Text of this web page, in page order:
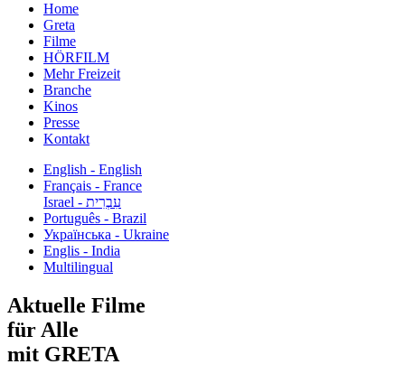
Home
Greta
Filme
HÖRFILM
Mehr Freizeit
Branche
Kinos
Presse
Kontakt
English - English
Français - France
עִבְרִית - Israel
Português - Brazil
Українська - Ukraine
Englis - India
Multilingual
Aktuelle Filme
für Alle
mit GRETA